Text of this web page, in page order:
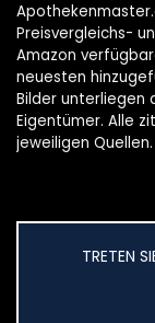
Preisvergleichs-
Amazon
neuesten
Bilder unterliegen
Eigentümer. Alle
jeweiligen Quellen.
TRETEN